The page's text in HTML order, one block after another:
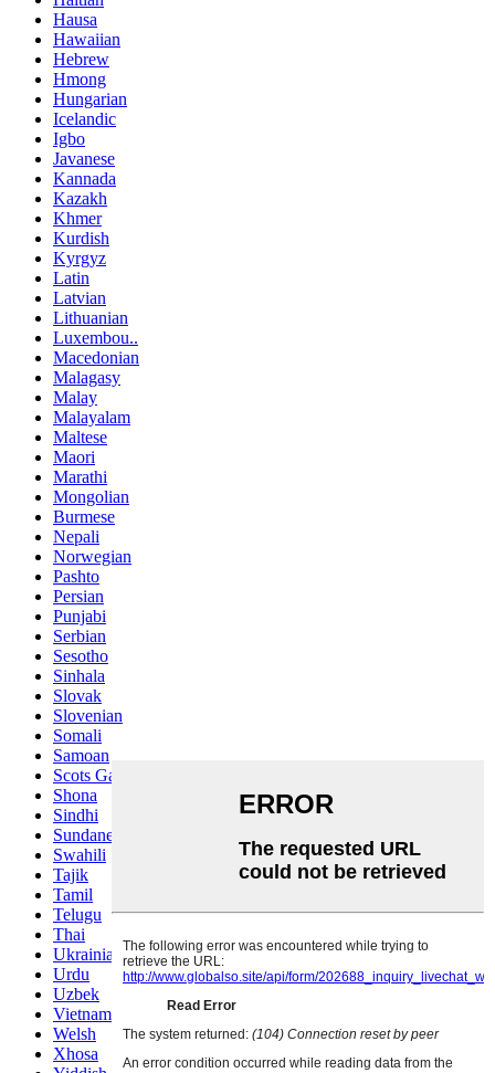
Hausa
Hawaiian
Hebrew
Hmong
Hungarian
Icelandic
Igbo
Javanese
Kannada
Kazakh
Khmer
Kurdish
Kyrgyz
Latin
Latvian
Lithuanian
Luxembou..
Macedonian
Malagasy
Malay
Malayalam
Maltese
Maori
Marathi
Mongolian
Burmese
Nepali
Norwegian
Pashto
Persian
Punjabi
Serbian
Sesotho
Sinhala
Slovak
Slovenian
Somali
Samoan
Scots Gaelic
Shona
Sindhi
Sundanese
Swahili
Tajik
Tamil
Telugu
Thai
Ukrainian
Urdu
Uzbek
Vietnamese
Welsh
Xhosa